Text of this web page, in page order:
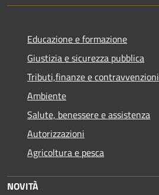
Educazione e formazione
Giustizia e sicurezza pubblica
Tributi,finanze e contravvenzioni
Ambiente
Salute, benessere e assistenza
Autorizzazioni
Agricoltura e pesca
NOVITÀ